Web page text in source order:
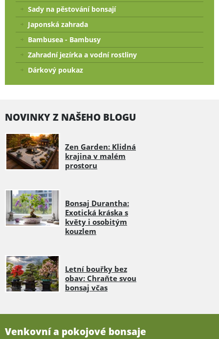
Sady na pěstování bonsají
Japonská zahrada
Bambusea - Bambusy
Zahradní jezírka a vodní rostliny
Dárkový poukaz
NOVINKY Z NAŠEHO BLOGU
Zen Garden: Klidná
krajina v malém
prostoru
Bonsaj Durantha:
Exotická kráska s
květy i osobitým
kouzlem
Letní bouřky bez
obav: Chraňte svou
bonsaj včas
Venkovní a pokojové bonsaje